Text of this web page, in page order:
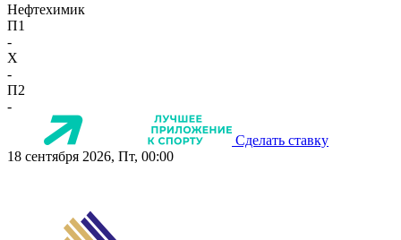
Нефтехимик
П1
-
X
-
П2
-
Сделать ставку
18 сентября 2026, Пт, 00:00